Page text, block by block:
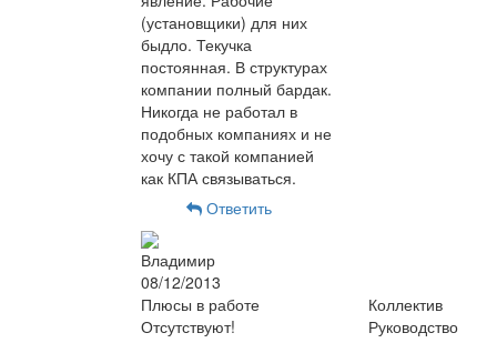
(установщики) для них
быдло. Текучка
постоянная. В структурах
компании полный бардак.
Никогда не работал в
подобных компаниях и не
хочу с такой компанией
как КПА связываться.
Ответить
Владимир
08/12/2013
Плюсы в работе
Отсутствуют!
Коллектив
Руководство